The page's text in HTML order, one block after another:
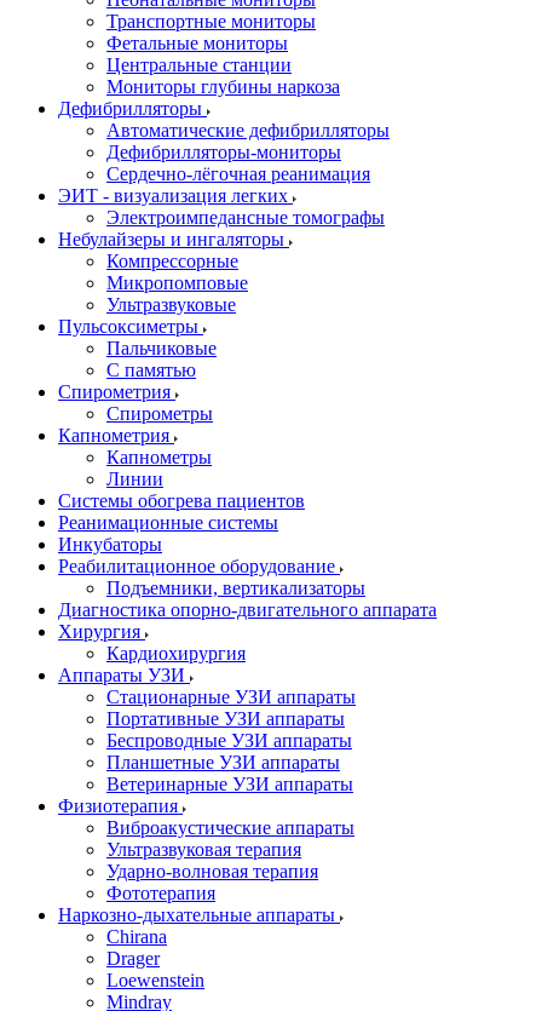
Транспортные мониторы
Фетальные мониторы
Центральные станции
Мониторы глубины наркоза
Дефибрилляторы
Автоматические дефибрилляторы
Дефибрилляторы-мониторы
Сердечно-лёгочная реанимация
ЭИТ - визуализация легких
Электроимпедансные томографы
Небулайзеры и ингаляторы
Компрессорные
Микропомповые
Ультразвуковые
Пульсоксиметры
Пальчиковые
С памятью
Спирометрия
Спирометры
Капнометрия
Капнометры
Линии
Системы обогрева пациентов
Реанимационные системы
Инкубаторы
Реабилитационное оборудование
Подъемники, вертикализаторы
Диагностика опорно-двигательного аппарата
Хирургия
Кардиохирургия
Аппараты УЗИ
Стационарные УЗИ аппараты
Портативные УЗИ аппараты
Беспроводные УЗИ аппараты
Планшетные УЗИ аппараты
Ветеринарные УЗИ аппараты
Физиотерапия
Виброакустические аппараты
Ультразвуковая терапия
Ударно-волновая терапия
Фототерапия
Наркозно-дыхательные аппараты
Chirana
Drager
Loewenstein
Mindray